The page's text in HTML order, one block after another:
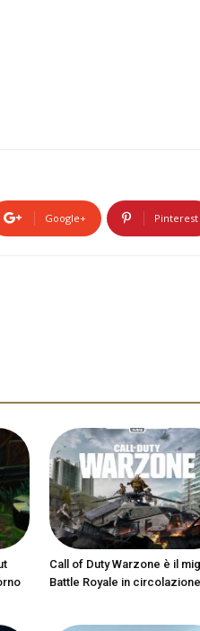
Google+ Pinterest
Call of Duty Warzone è il
Battle Royale in